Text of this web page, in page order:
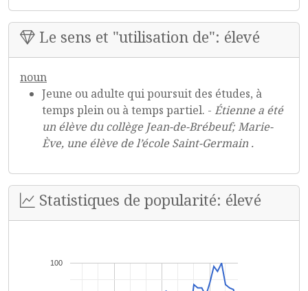
Le sens et "utilisation de": élevé
noun
Jeune ou adulte qui poursuit des études, à
temps plein ou à temps partiel. - Étienne a été
un élève du collège Jean-de-Brébeuf; Marie-
Ève, une élève de l’école Saint-Germain .
Statistiques de popularité: élevé
100